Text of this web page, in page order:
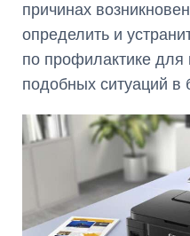
причинах
определить и
по профилактике
подобных ситуаций в